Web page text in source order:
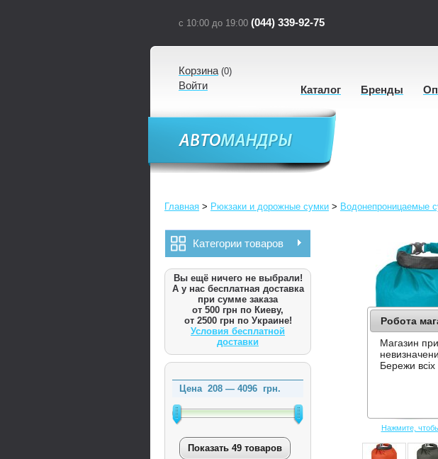
с 10:00 до 19:00 (044) 339-92-75
Корзина(0)
Войти Каталог Бренды
Главная > Рюкзаки и дорожные сумки > Водонепроницаемые
Категории товаров
Вы ещё ничего не выбрали!
А у нас бесплатная доставка
при сумме заказа
от 500 грн по Киеву,
от 2500 грн по Украине!
Условия бесплатной
доставки
Цена 208 — 4096 грн.
Показать 49 товаров
Нажмите,
Робота
Магазин
Бережи всіх